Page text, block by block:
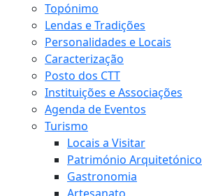
Topónimo
Lendas e Tradições
Personalidades e Locais
Caracterização
Posto dos CTT
Instituições e Associações
Agenda de Eventos
Turismo
Locais a Visitar
Património Arquitetónico
Gastronomia